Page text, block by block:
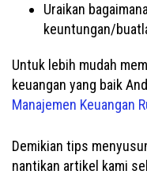
Uraikan
keuntungan/
Untuk lebih mudah
keuangan yang baik
Manajemen Keuangan
Demikian tips
nantikan artikel kami